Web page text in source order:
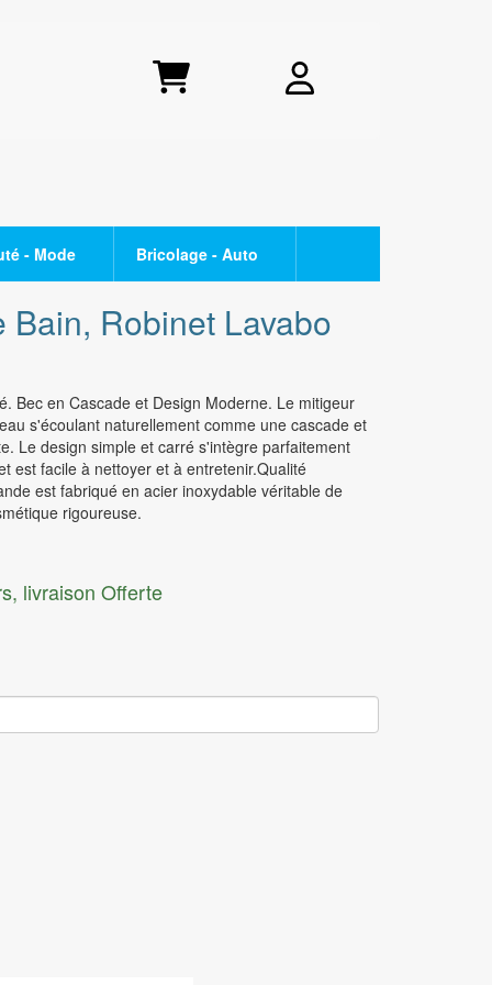
Série Find X
Série A
SMARTPHONE PETIT BUDGET
Raclette - crêpière
Friteuse
Appareil à fondue
BEAUTE
Rasoir électrique
- Mode Bricolage - Auto
Bain, Robinet Lavabo
Bec en Cascade et Design Moderne. Le mitigeur
s'écoulant naturellement comme une cascade et
Le design simple et carré s'intègre parfaitement
est facile à nettoyer et à entretenir.Qualité
est fabriqué en acier inoxydable véritable de
rigoureuse.
livraison Offerte